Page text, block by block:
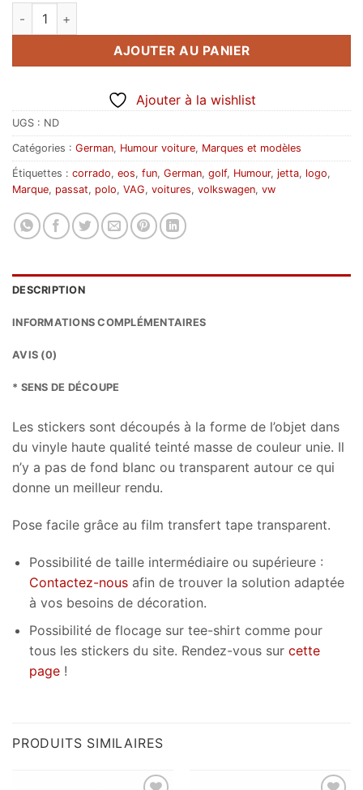
quantité de Taz cartoon volkswagen
AJOUTER AU PANIER
Ajouter à la wishlist
UGS : ND
Catégories : German, Humour voiture, Marques et modèles
Étiquettes : corrado, eos, fun, German, golf, Humour, jetta, logo,
Marque, passat, polo, VAG, voitures, volkswagen, vw
DESCRIPTION
INFORMATIONS COMPLÉMENTAIRES
AVIS (0)
* SENS DE DÉCOUPE
Les stickers sont découpés à la forme de l’objet dans
du vinyle haute qualité teinté masse de couleur unie. Il
n’y a pas de fond blanc ou transparent autour ce qui
donne un meilleur rendu.
Pose facile grâce au film transfert tape transparent.
Possibilité de taille intermédiaire ou supérieure :
Contactez-nousafin de trouver la solution adaptée
à vos besoins de décoration.
Possibilité de flocage sur tee-shirt comme pour
tous les stickers du site. Rendez-vous sur cette
page!
PRODUITS SIMILAIRES